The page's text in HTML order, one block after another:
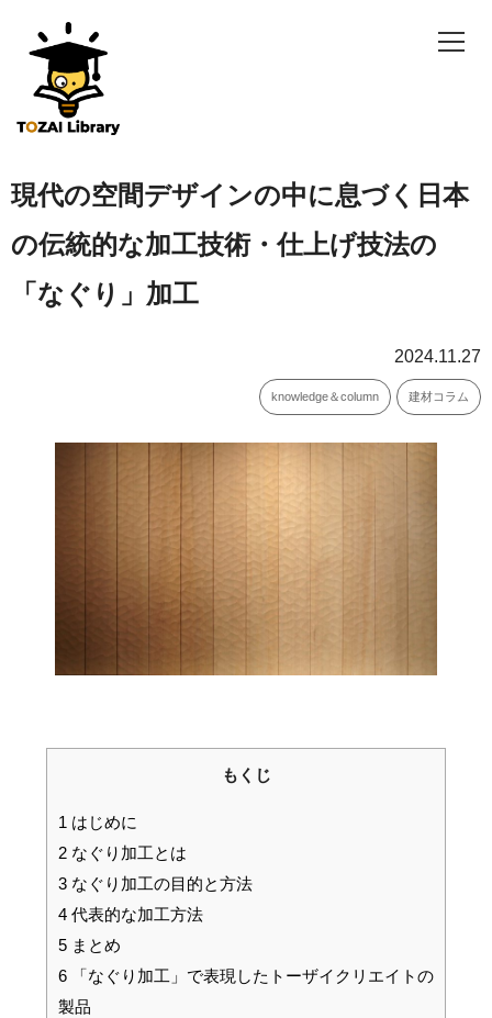
現代の空間デザインの中に息づく日本
の伝統的な加工技術・仕上げ技法の
「なぐり」加工
2024.11.27
knowledge＆column 建材コラム
もくじ
1 はじめに
2 なぐり加工とは
3 なぐり加工の目的と方法
4 代表的な加工方法
5 まとめ
6 「なぐり加工」で表現したトーザイクリエイトの
製品